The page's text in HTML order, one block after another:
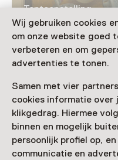
Wij gebruiken cookies
om onze website goed
verbeteren en om
advertenties te tonen.
Samen met vier
cookies informatie over
klikgedrag. Hiermee
binnen en mogelijk
persoonlijk profiel op,
communicatie en
Tentoonstelling
Kenne
T/m 25 oktober
Nog meer